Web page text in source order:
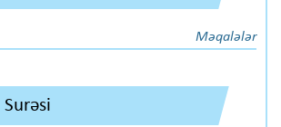
Məqalələr